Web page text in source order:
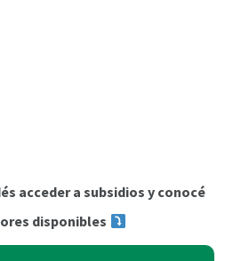
acceder a subsidios y conocé
disponibles